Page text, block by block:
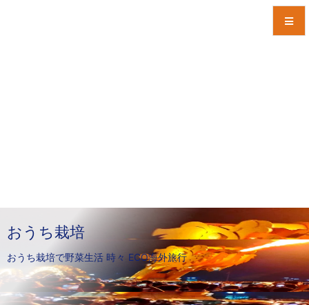
おうち栽培
おうち栽培で野菜生活 時々 ECO海外旅行
検索